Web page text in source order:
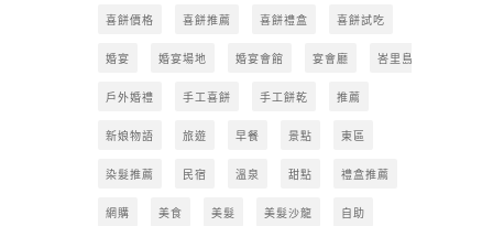
喜餅價格 喜餅推薦 喜餅禮盒 喜餅試吃
婚宴 婚宴場地 婚宴會館 宴會廳 峇里島
戶外婚禮 手工喜餅 手工餅乾 推薦
新娘物語 旅遊 早餐 景點 東區
染髮推薦 民宿 溫泉 甜點 禮盒推薦
網購 美食 美髮 美髮沙龍 自助